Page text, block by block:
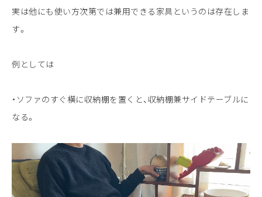
実は他にも使い方次第では兼用できる家具というのは存在しま
す。
例としては
・ソファのすぐ横に収納棚を置くと、収納棚兼サイドテーブルに
なる。